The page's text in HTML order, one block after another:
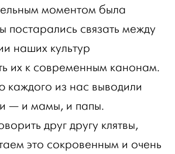
моментом была
связать между
наших культур
их к современным канонам.
из нас выводили
— и мамы, и папы.
друг другу клятвы,
это сокровенным и очень